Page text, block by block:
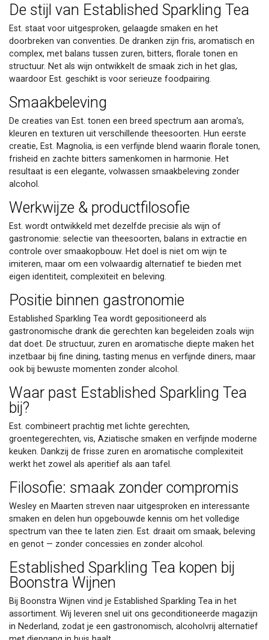
De stijl van Established Sparkling Tea
Est. staat voor uitgesproken, gelaagde smaken en het
doorbreken van conventies. De dranken zijn fris, aromatisch en
complex, met balans tussen zuren, bitters, florale tonen en
structuur. Net als wijn ontwikkelt de smaak zich in het glas,
waardoor Est. geschikt is voor serieuze foodpairing.
Smaakbeleving
De creaties van Est. tonen een breed spectrum aan aroma’s,
kleuren en texturen uit verschillende theesoorten. Hun eerste
creatie, Est. Magnolia, is een verfijnde blend waarin florale tonen,
frisheid en zachte bitters samenkomen in harmonie. Het
resultaat is een elegante, volwassen smaakbeleving zonder
alcohol.
Werkwijze & productfilosofie
Est. wordt ontwikkeld met dezelfde precisie als wijn of
gastronomie: selectie van theesoorten, balans in extractie en
controle over smaakopbouw. Het doel is niet om wijn te
imiteren, maar om een volwaardig alternatief te bieden met
eigen identiteit, complexiteit en beleving.
Positie binnen gastronomie
Established Sparkling Tea wordt gepositioneerd als
gastronomische drank die gerechten kan begeleiden zoals wijn
dat doet. De structuur, zuren en aromatische diepte maken het
inzetbaar bij fine dining, tasting menus en verfijnde diners, maar
ook bij bewuste momenten zonder alcohol.
Waar past Established Sparkling Tea
bij?
Est. combineert prachtig met lichte gerechten,
groentegerechten, vis, Aziatische smaken en verfijnde moderne
keuken. Dankzij de frisse zuren en aromatische complexiteit
werkt het zowel als aperitief als aan tafel.
Filosofie: smaak zonder compromis
Wesley en Maarten streven naar uitgesproken en interessante
smaken en delen hun opgebouwde kennis om het volledige
spectrum van thee te laten zien. Est. draait om smaak, beleving
en genot — zonder concessies en zonder alcohol.
Established Sparkling Tea kopen bij
Boonstra Wijnen
Bij Boonstra Wijnen vind je Established Sparkling Tea in het
assortiment. Wij leveren snel uit ons geconditioneerde magazijn
in Nederland, zodat je een gastronomisch, alcoholvrij alternatief